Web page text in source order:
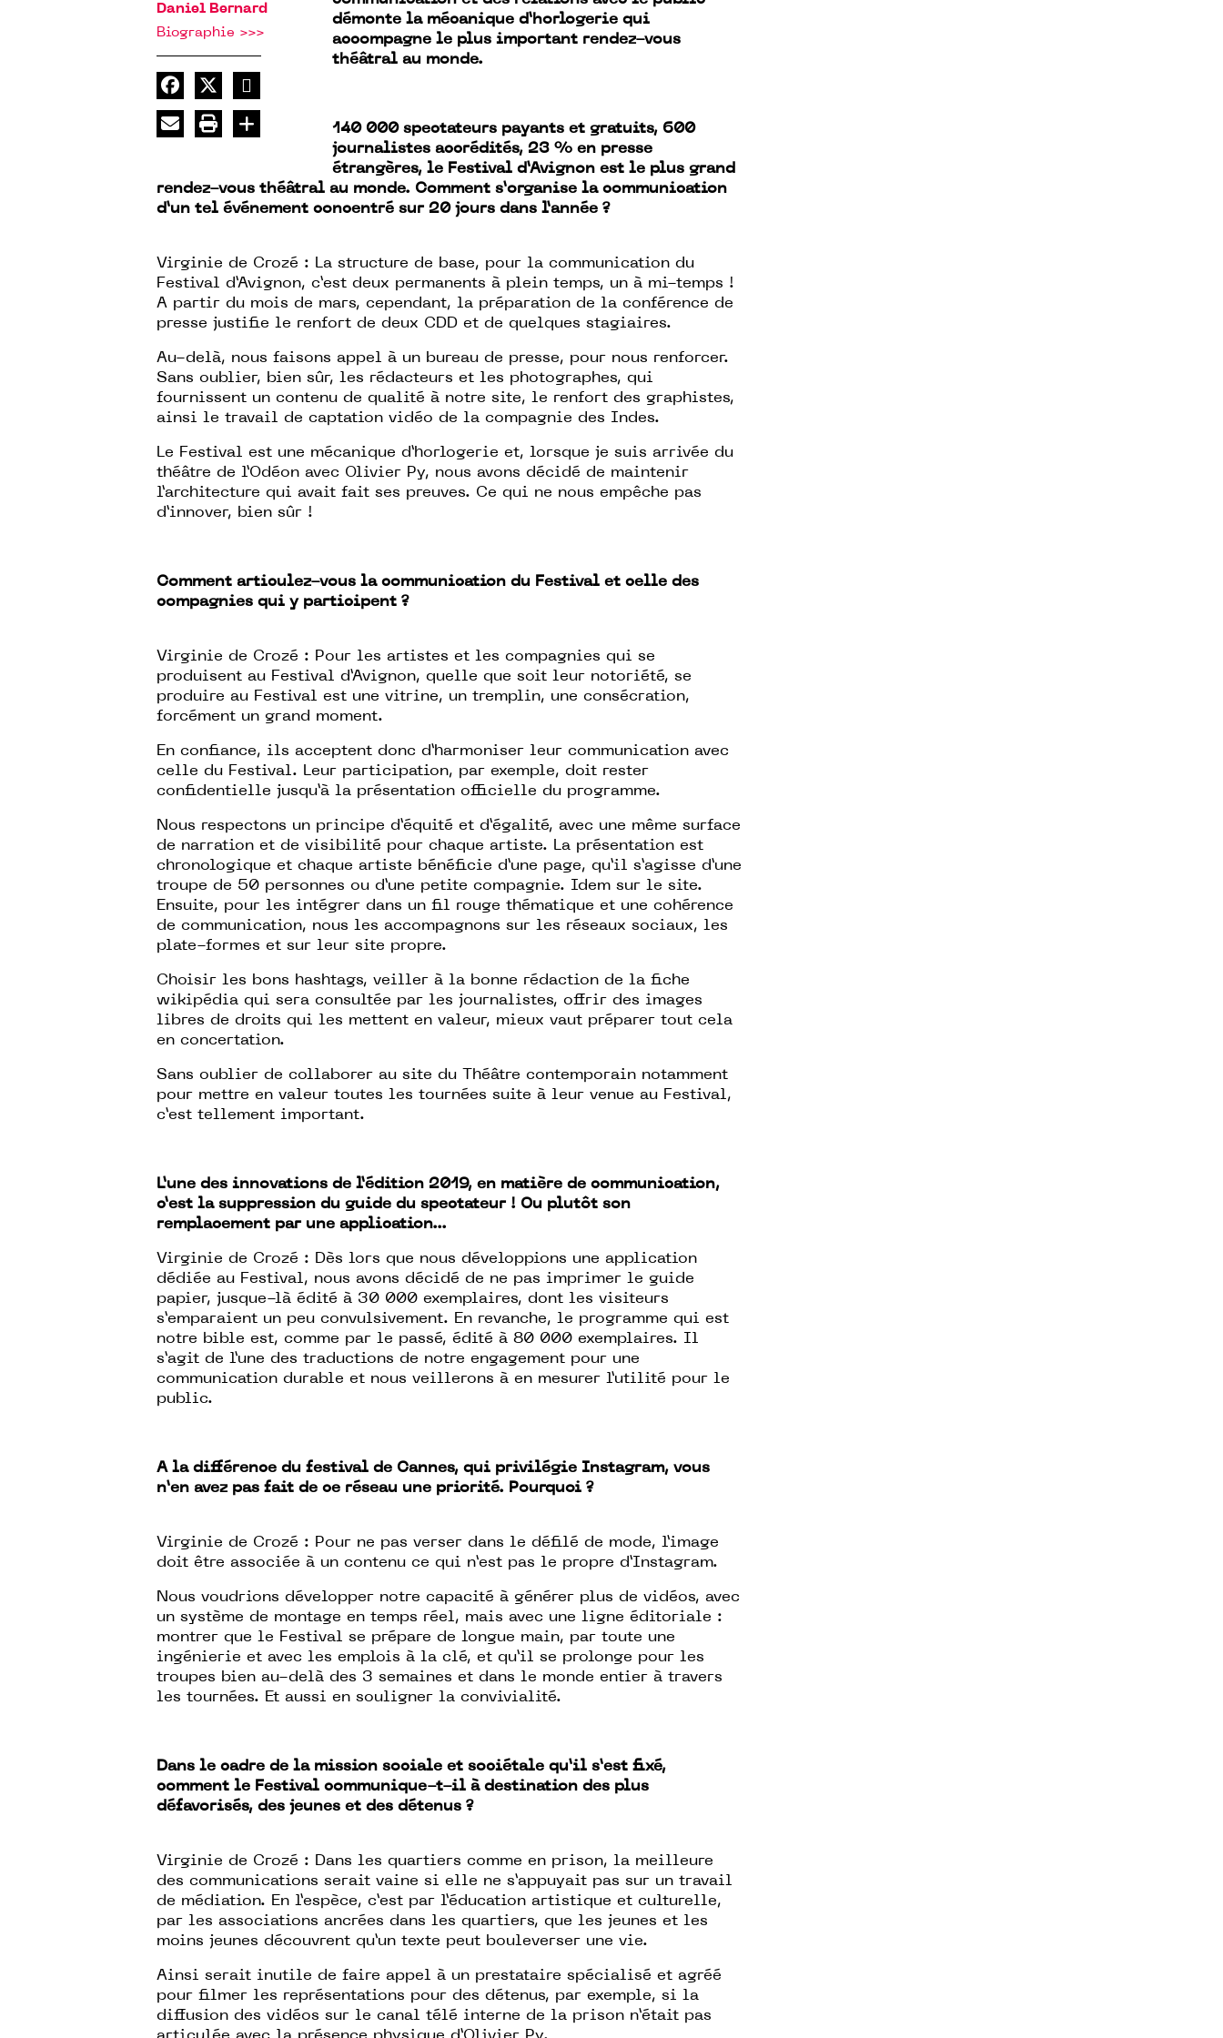
Daniel Bernard
Biographie >>>
démonte la mécanique d’horlogerie qui
accompagne le plus important rendez-vous
théâtral au monde.
140 000 spectateurs payants et gratuits, 600
journalistes accrédités, 23 % en presse
étrangères, le Festival d’Avignon est le plus grand
rendez-vous théâtral au monde. Comment s’organise la communication
d’un tel événement concentré sur 20 jours dans l’année ?
Virginie de Crozé : La structure de base, pour la communication du
Festival d’Avignon, c’est deux permanents à plein temps, un à mi-temps !
A partir du mois de mars, cependant, la préparation de la conférence de
presse justifie le renfort de deux CDD et de quelques stagiaires.
Au-delà, nous faisons appel à un bureau de presse, pour nous renforcer.
Sans oublier, bien sûr, les rédacteurs et les photographes, qui
fournissent un contenu de qualité à notre site, le renfort des graphistes,
ainsi le travail de captation vidéo de la compagnie des Indes.
Le Festival est une mécanique d’horlogerie et, lorsque je suis arrivée du
théâtre de l’Odéon avec Olivier Py, nous avons décidé de maintenir
l’architecture qui avait fait ses preuves. Ce qui ne nous empêche pas
d’innover, bien sûr !
Comment articulez-vous la communication du Festival et celle des
compagnies qui y participent ?
Virginie de Crozé : Pour les artistes et les compagnies qui se
produisent au Festival d’Avignon, quelle que soit leur notoriété, se
produire au Festival est une vitrine, un tremplin, une consécration,
forcément un grand moment.
En confiance, ils acceptent donc d’harmoniser leur communication avec
celle du Festival. Leur participation, par exemple, doit rester
confidentielle jusqu’à la présentation officielle du programme.
Nous respectons un principe d’équité et d’égalité, avec une même surface
de narration et de visibilité pour chaque artiste. La présentation est
chronologique et chaque artiste bénéficie d’une page, qu’il s’agisse d’une
troupe de 50 personnes ou d’une petite compagnie. Idem sur le site.
Ensuite, pour les intégrer dans un fil rouge thématique et une cohérence
de communication, nous les accompagnons sur les réseaux sociaux, les
plate-formes et sur leur site propre.
Choisir les bons hashtags, veiller à la bonne rédaction de la fiche
wikipédia qui sera consultée par les journalistes, offrir des images
libres de droits qui les mettent en valeur, mieux vaut préparer tout cela
en concertation.
Sans oublier de collaborer au site du Théâtre contemporain notamment
pour mettre en valeur toutes les tournées suite à leur venue au Festival,
c’est tellement important.
L’une des innovations de l’édition 2019, en matière de communication,
c’est la suppression du guide du spectateur ! Ou plutôt son
remplacement par une application...
Virginie de Crozé : Dès lors que nous développions une application
dédiée au Festival, nous avons décidé de ne pas imprimer le guide
papier, jusque-là édité à 30 000 exemplaires, dont les visiteurs
s’emparaient un peu convulsivement. En revanche, le programme qui est
notre bible est, comme par le passé, édité à 80 000 exemplaires. Il
s’agit de l’une des traductions de notre engagement pour une
communication durable et nous veillerons à en mesurer l’utilité pour le
public.
A la différence du festival de Cannes, qui privilégie Instagram, vous
n’en avez pas fait de ce réseau une priorité. Pourquoi ?
Virginie de Crozé : Pour ne pas verser dans le défilé de mode, l’image
doit être associée à un contenu ce qui n’est pas le propre d’Instagram.
Nous voudrions développer notre capacité à générer plus de vidéos, avec
un système de montage en temps réel, mais avec une ligne éditoriale :
montrer que le Festival se prépare de longue main, par toute une
ingénierie et avec les emplois à la clé, et qu’il se prolonge pour les
troupes bien au-delà des 3 semaines et dans le monde entier à travers
les tournées. Et aussi en souligner la convivialité.
Dans le cadre de la mission sociale et sociétale qu’il s’est fixé,
comment le Festival communique-t-il à destination des plus
défavorisés, des jeunes et des détenus ?
Virginie de Crozé : Dans les quartiers comme en prison, la meilleure
des communications serait vaine si elle ne s’appuyait pas sur un travail
de médiation. En l’espèce, c’est par l’éducation artistique et culturelle,
par les associations ancrées dans les quartiers, que les jeunes et les
moins jeunes découvrent qu’un texte peut bouleverser une vie.
Ainsi serait inutile de faire appel à un prestataire spécialisé et agréé
pour filmer les représentations pour des détenus, par exemple, si la
diffusion des vidéos sur le canal télé interne de la prison n’était pas